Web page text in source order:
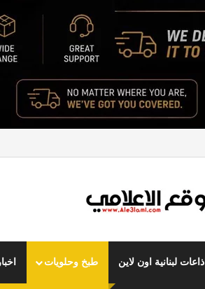
اذاعات لبنانية اون لاين طبخ وحلويات